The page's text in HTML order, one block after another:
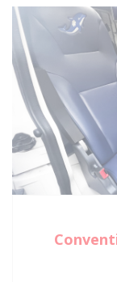
en
confiance à
un service